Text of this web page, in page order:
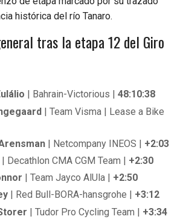
histórica del río Tanaro.
tras la etapa 12 del Giro
| Bahrain-Victorious | 48:10:38
| Team Visma | Lease a Bike
| Netcompany INEOS | +2:03
| Decathlon CMA CGM Team | +2:30
| Team Jayco AlUla | +2:50
| Red Bull-BORA-hansgrohe | +3:12
| Tudor Pro Cycling Team | +3:34